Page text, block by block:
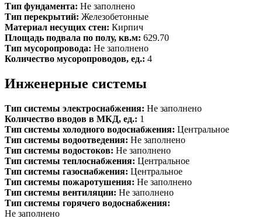
Тип фундамента: Не заполнено
Тип перекрытий: Железобетонные
Материал несущих стен: Кирпич
Площадь подвала по полу, кв.м: 629.70
Тип мусоропровода: Не заполнено
Количество мусоропроводов, ед.: 4
Инженерные системы
Тип системы электроснабжения: Не заполнено
Количество вводов в МКД, ед.: 1
Тип системы холодного водоснабжения: Центральное
Тип системы водоотведения: Не заполнено
Тип системы водостоков: Не заполнено
Тип системы теплоснабжения: Центральное
Тип системы газоснабжения: Центральное
Тип системы пожаротушения: Не заполнено
Тип системы вентиляции: Не заполнено
Тип системы горячего водоснабжения:
Не заполнено